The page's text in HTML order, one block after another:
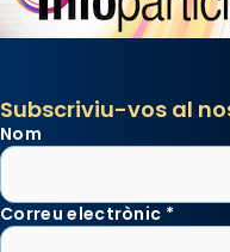
Subscriviu-vos al
Nom
Correu electrònic *